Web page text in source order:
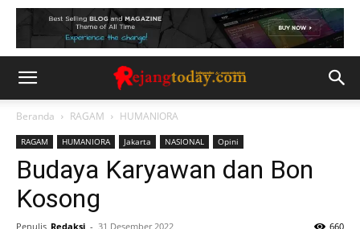
Beranda RAGAM HUMANIORA
RAGAM HUMANIORA Jakarta NASIONAL Opini
Budaya Karyawan dan Bon
Kosong
Penulis Redaksi - 31 Desember 2022 660